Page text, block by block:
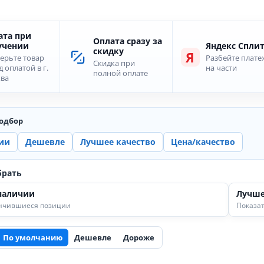
при
товар
оплатой в г.
Оплата сразу за
скидку
Скидка при
полной оплате
Я
Яндекс Сплит
Разбейте
на части
Дешевле Лучшее качество Цена/качество
позиции
По умолчанию Дешевле Дороже